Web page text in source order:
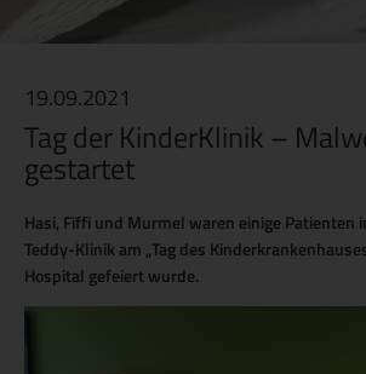
19.09.2021
Tag der KinderKlinik –
gestartet
Hasi, Fiffi und Murmel waren einige Patienten
Teddy-Klinik am „Tag des
Hospital gefeiert wurde.